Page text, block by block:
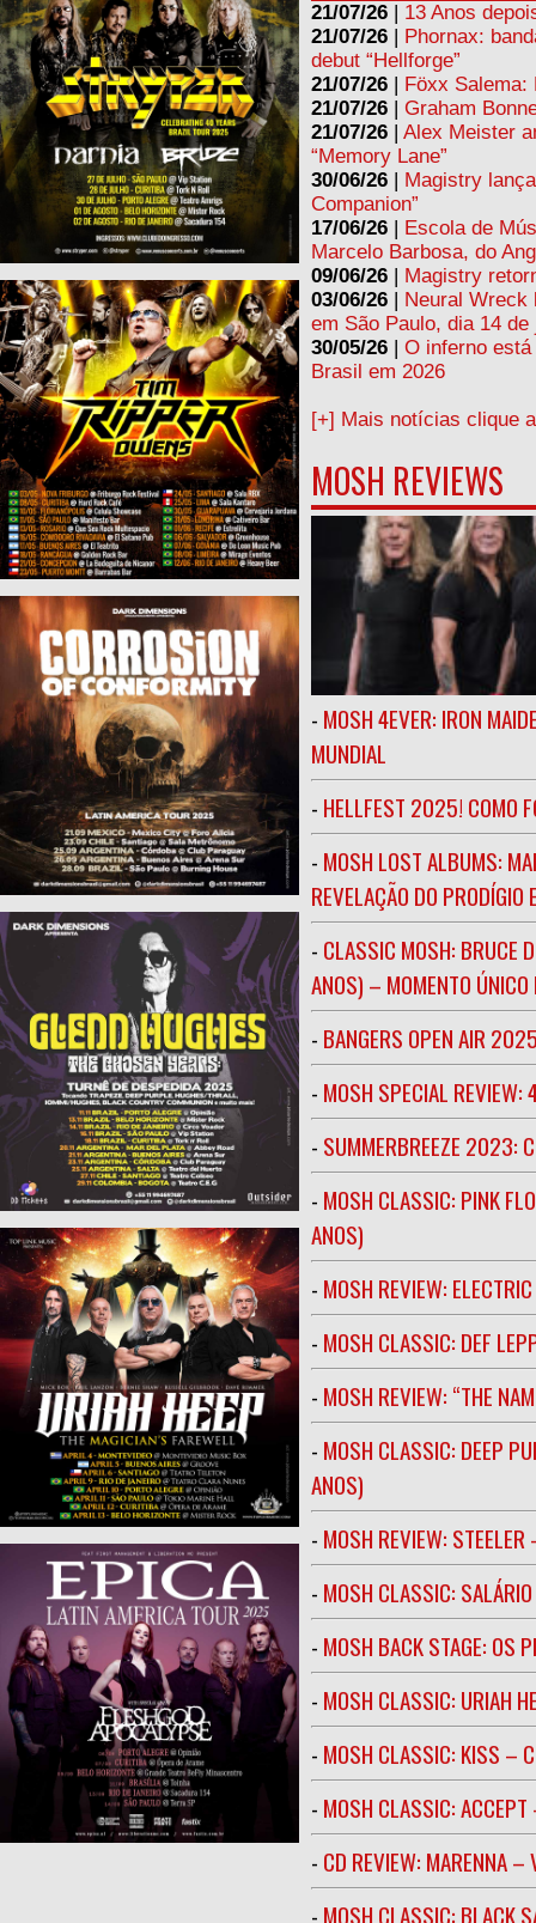
21/07/26
13 Anos
21/07/26
Phornax:
debut “Hellforge”
21/07/26
Föxx Salema:
21/07/26
Graham
21/07/26
Alex Meister
“Memory Lane”
30/06/26
Magistry
Companion”
17/06/26
Escola de
Marcelo Barbosa, do
09/06/26
Magistry
03/06/26
Neural Wreck
em São Paulo, dia 14 de
30/05/26
O inferno
Brasil em 2026
[+] Mais notícias clique
MOSH REVIEWS
- MOSH 4EVER: IRON
MUNDIAL
- HELLFEST 2025! COMO
- MOSH LOST ALBUMS:
REVELAÇÃO DO
- CLASSIC MOSH: BRUCE
ANOS) – MOMENTO ÚNICO
- BANGERS OPEN AIR
- MOSH SPECIAL REVIEW:
- SUMMERBREEZE 2023:
- MOSH CLASSIC: PINK
ANOS)
- MOSH REVIEW:
- MOSH CLASSIC: DEF
- MOSH REVIEW: “THE
- MOSH CLASSIC: DEEP
ANOS)
- MOSH REVIEW: STEELER
- MOSH CLASSIC:
- MOSH BACK STAGE: OS
- MOSH CLASSIC: URIAH
- MOSH CLASSIC: KISS –
- MOSH CLASSIC:
- CD REVIEW: MARENNA –
- MOSH CLASSIC: BLACK